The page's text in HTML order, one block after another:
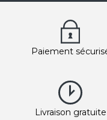
Paiement
Livraison gratuite